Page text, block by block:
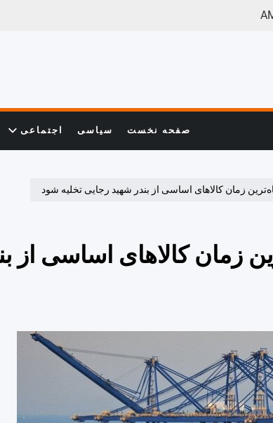
صفحه نخست سیاسی اجتماعی
زمان کالاهای اساسی از بندر شهید رجایی تخلیه شود
زمان کالاهای اساسی از